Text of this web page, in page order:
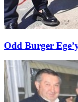
Odd Burger